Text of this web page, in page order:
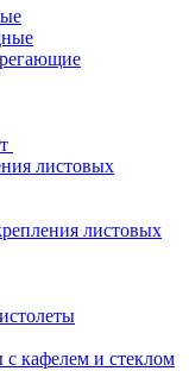
листовых
листовых
кафелем и стеклом